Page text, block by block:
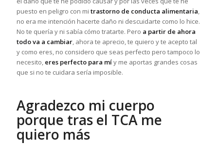
puesto en peligro con mi trastorno de conducta alimentaria
no era me intención hacerte daño ni descuidarte como lo hice.
No te quería y ni sabía cómo tratarte. Pero a partir de ahora
todo va a cambiar, ahora te aprecio, te quiero y te acepto tal
y como eres, no considero que seas perfecto pero tampoco lo
necesito, eres perfecto para míy me aportas grandes cosas
que si no te cuidara sería imposible.
Agradezco mi cuerpo
porque tras el TCA me
quiero más